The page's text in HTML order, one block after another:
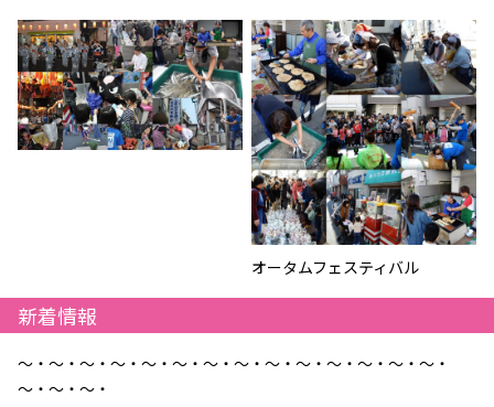
オータムフェスティバル
新着情報
～・～・～・～・～・～・～・～・～・～・～・～・～・～・
～・～・～・